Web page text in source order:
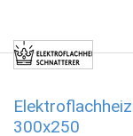
300x250